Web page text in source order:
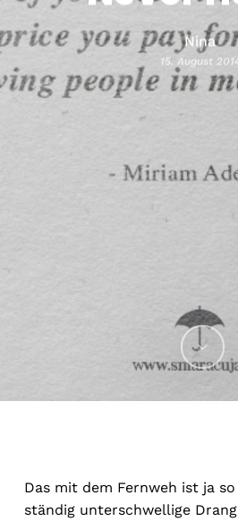
Nina
15. August
Das mit dem Fernweh ist ja
ständig unterschwellige